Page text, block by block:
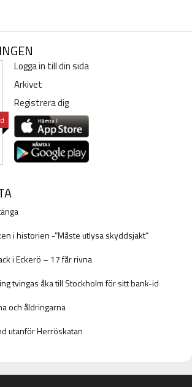
Logga in till din sida
Arkivet
Registrera dig
i historien -”Måste utlysa skyddsjakt”
i Eckerö – 17 får rivna
tvingas åka till Stockholm för sitt bank-id
och åldringarna
utanför Herröskatan